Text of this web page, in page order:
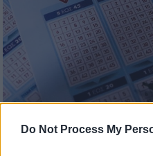
Do Not Process My